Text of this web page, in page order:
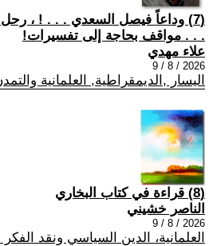
(7) وداعاً فيصل السعدي . . . ! ،
. . . مواقف بحاجة إلى تفسيرات!
علاء مهدي
2026 / 8 / 9
اليسار ,الديمقراطية, العلمانية
(8) قراءة في كتاب البخاري
الناصر خشيني
2026 / 8 / 9
العلمانية، الدين السياسي ونقد الفكر